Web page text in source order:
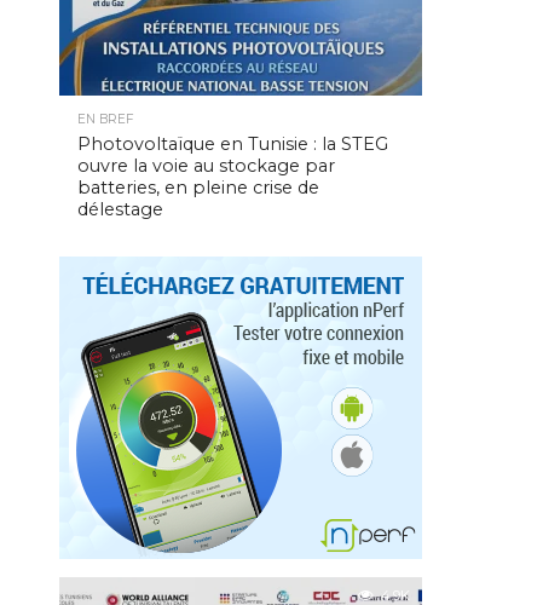
EN BREF
Photovoltaïque en Tunisie : la STEG
ouvre la voie au stockage par
batteries, en pleine crise de
délestage
4.9K